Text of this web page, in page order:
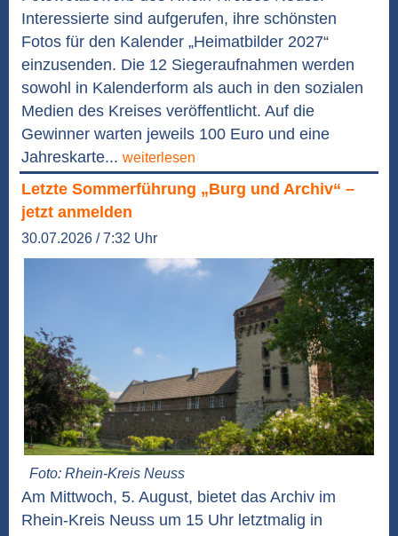
Interessierte sind aufgerufen, ihre schönsten
Fotos für den Kalender „Heimatbilder 2027“
einzusenden. Die 12 Siegeraufnahmen werden
sowohl in Kalenderform als auch in den sozialen
Medien des Kreises veröffentlicht. Auf die
Gewinner warten jeweils 100 Euro und eine
Jahreskarte... weiterlesen
Letzte Sommerführung „Burg und Archiv“ –
jetzt anmelden
30.07.2026 / 7:32 Uhr
Foto: Rhein-Kreis Neuss
Am Mittwoch, 5. August, bietet das Archiv im
Rhein-Kreis Neuss um 15 Uhr letztmalig in